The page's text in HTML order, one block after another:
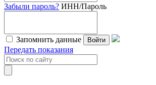
Забыли пароль? ИНН/Пароль
Запомнить данные Войти
Передать показания